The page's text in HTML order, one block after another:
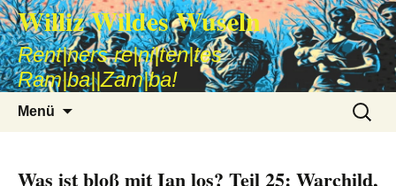
Williz Wildes Wuseln
Rent|ners re|ni|ten|tes
Ram|ba||Zam|ba!
Menü
Suche
nach:
Was ist bloß mit Ian los? Teil 25: Warchild,